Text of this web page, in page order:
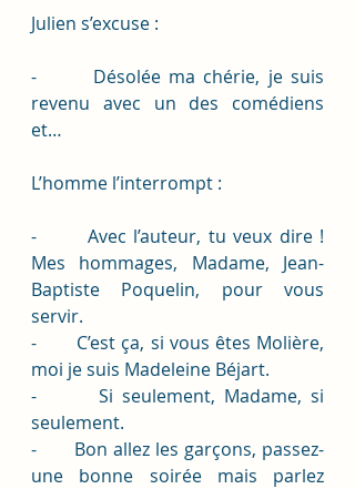
Julien s’excuse :
-       Désolée ma chérie, je suis
revenu avec un des comédiens
et…
L’homme l’interrompt :
-       Avec l’auteur, tu veux dire !
Mes hommages, Madame, Jean-
Baptiste Poquelin, pour vous
servir.
-       C’est ça, si vous êtes Molière,
moi je suis Madeleine Béjart.
-       Si seulement, Madame, si
seulement.
-       Bon allez les garçons, passez-
une bonne soirée mais parlez